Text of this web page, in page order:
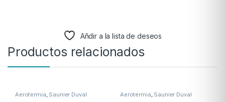
Añdir a la lista de deseos
Productos relacionados
Aerotermia, Saunier Duval Aerotermia, Saunier Duval